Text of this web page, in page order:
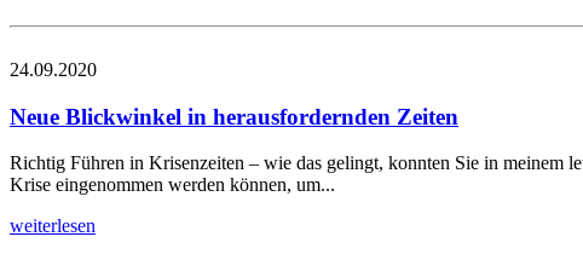
24.09.2020
Neue Blickwinkel in herausfordernden Zeiten
Richtig Führen in Krisenzeiten – wie das gelingt, konnten Sie in meinem
Krise eingenommen werden können, um...
weiterlesen